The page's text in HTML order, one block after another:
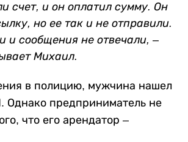
счет, и он оплатил сумму. Он
но ее так и не отправили.
и сообщения не отвечали, –
Михаил.
в полицию, мужчина нашел
Однако предприниматель не
что его арендатор –